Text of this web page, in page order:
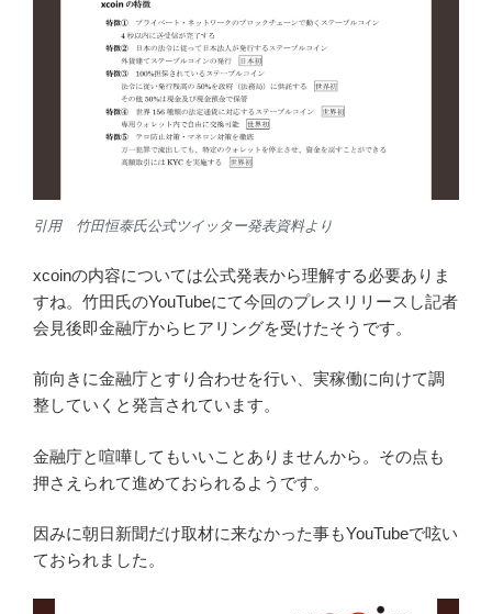
引用 竹田恒泰氏公式ツイッター発表資料より
xcoinの内容については公式発表から理解する必要ありま
すね。竹田氏のYouTubeにて今回のプレスリリースし記者
会見後即金融庁からヒアリングを受けたそうです。
前向きに金融庁とすり合わせを行い、実稼働に向けて調
整していくと発言されています。
金融庁と喧嘩してもいいことありませんから。その点も
押さえられて進めておられるようです。
因みに朝日新聞だけ取材に来なかった事もYouTubeで呟い
ておられました。